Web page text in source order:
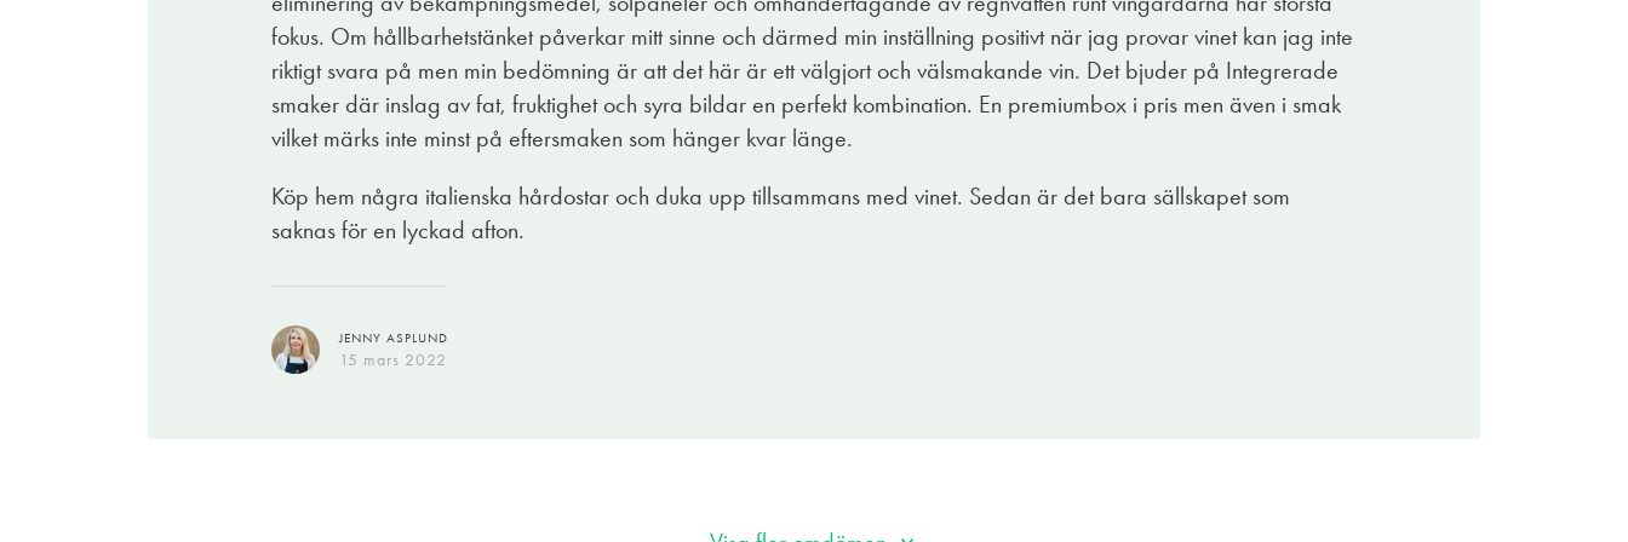
fokus. Om hållbarhetstänket påverkar mitt sinne och därmed min inställning positivt när jag provar vinet kan jag inte
riktigt svara på men min bedömning är att det här är ett välgjort och välsmakande vin. Det bjuder på Integrerade
smaker där inslag av fat, fruktighet och syra bildar en perfekt kombination. En premiumbox i pris men även i smak
vilket märks inte minst på eftersmaken som hänger kvar länge.
Köp hem några italienska hårdostar och duka upp tillsammans med vinet. Sedan är det bara sällskapet som
saknas för en lyckad afton.
JENNY ASPLUND
15 mars 2022
JENNY ASPLUND
11 feb. 2025
JENNY ASPLUND
18 apr. 2023
hit hos den svenska publiken med sin okomplicerade framtoning, matvänliga stil och friska, läskande avslut utmärkt att passa både prat och mat.
Hörde jag svamprisotto?
Psst! Samma vin finns även på flaska.
ELIN BÖRJESSON